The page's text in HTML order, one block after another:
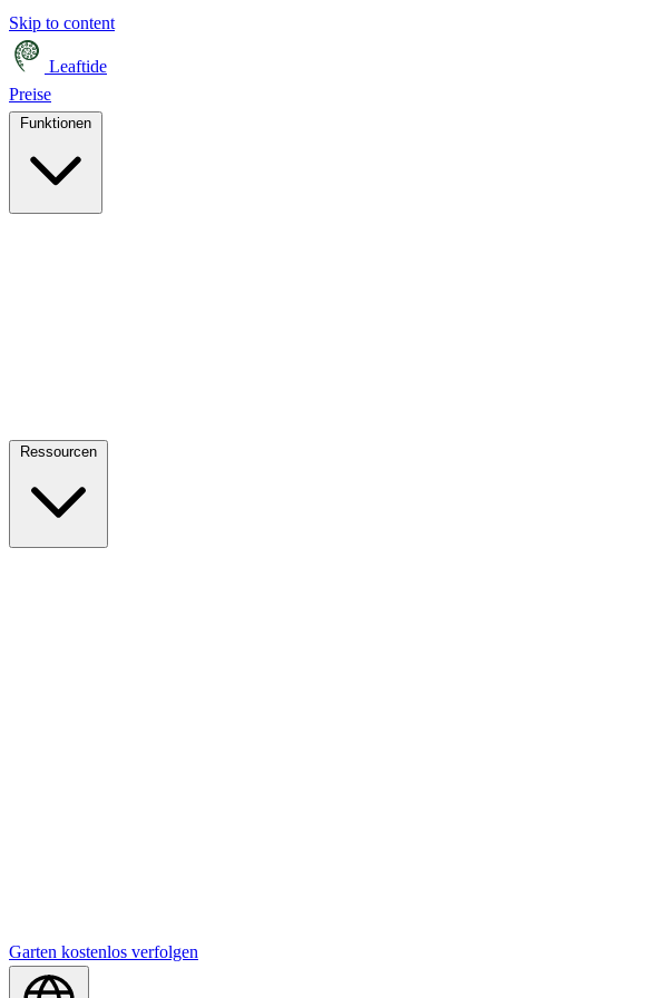
Skip to content
Leaftide
Preise
Garten kostenlos verfolgen